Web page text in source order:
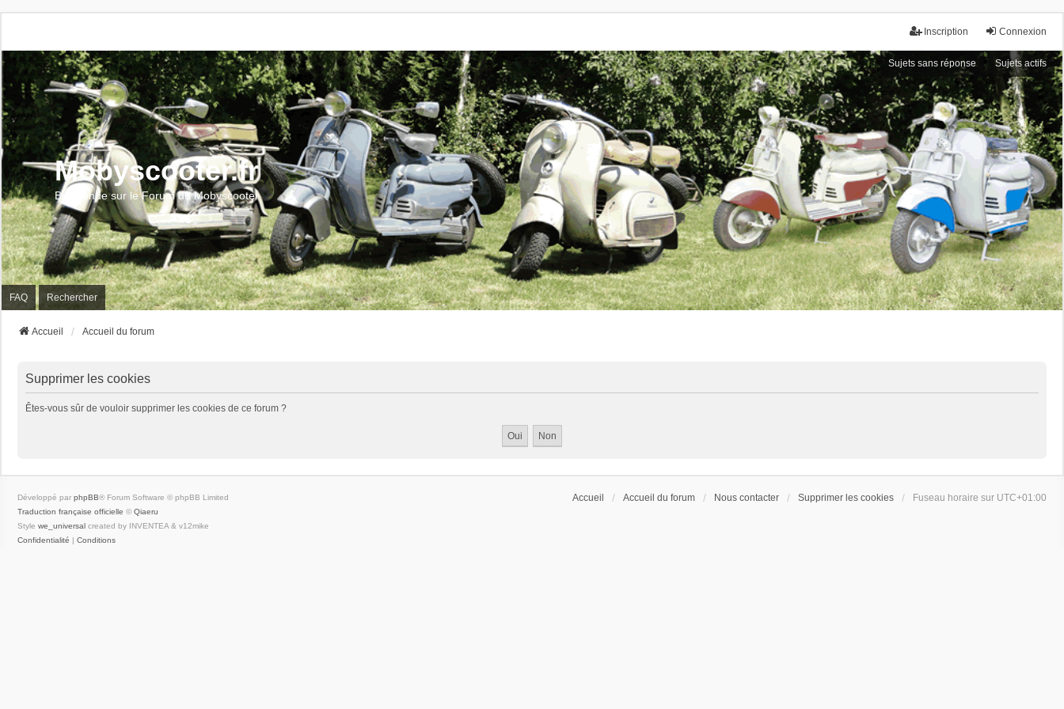
Connexion
Inscription
Sujets sans réponse Sujets actifs
Mobyscooter.fr
Bienvenue sur le Forum du Mobyscooter
FAQ Rechercher
Accueil Accueil du forum
Supprimer les cookies
Êtes-vous sûr de vouloir supprimer les cookies de ce forum ?
Accueil Accueil du forum Nous contacter Supprimer les cookies Fuseau horaire sur UTC+01:00
Développé par phpBB® Forum Software © phpBB Limited
Traduction française officielle © Qiaeru
Style we_universal created by INVENTEA & v12mike
Confidentialité
Conditions